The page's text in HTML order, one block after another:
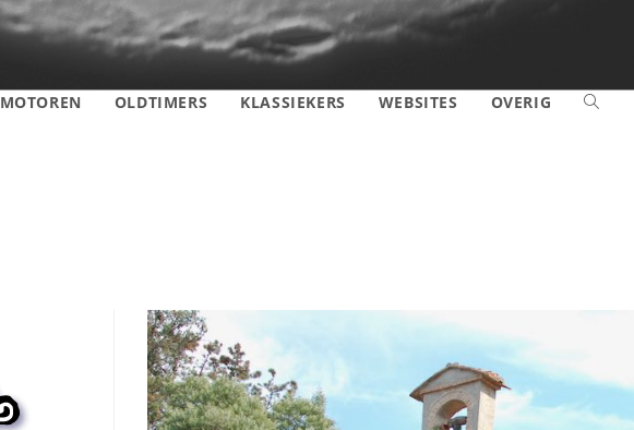
MOTOREN OLDTIMERS KLASSIEKERS WEBSITES OVERIG TOGGLE